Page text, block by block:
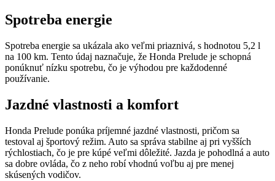
Spotreba energie
Spotreba energie sa ukázala ako veľmi priaznivá, s hodnotou 5,2 l
na 100 km. Tento údaj naznačuje, že Honda Prelude je schopná
ponúknuť nízku spotrebu, čo je výhodou pre každodenné
používanie.
Jazdné vlastnosti a komfort
Honda Prelude ponúka príjemné jazdné vlastnosti, pričom sa
testoval aj športový režim. Auto sa správa stabilne aj pri vyšších
rýchlostiach, čo je pre kúpé veľmi dôležité. Jazda je pohodlná a auto
sa dobre ovláda, čo z neho robí vhodnú voľbu aj pre menej
skúsených vodičov.